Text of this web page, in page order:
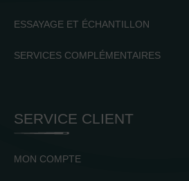
ESSAYAGE ET ÉCHANTILLON
SERVICES COMPLÉMENTAIRES
SERVICE CLIENT
MON COMPTE